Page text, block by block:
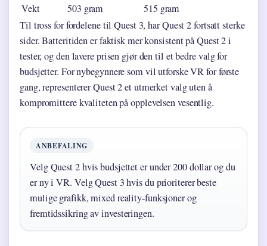
Vekt
503 gram 515 gram
Til tross for fordelene til Quest 3, har Quest 2 fortsatt sterke
sider. Batteritiden er faktisk mer konsistent på Quest 2 i
tester, og den lavere prisen gjør den til et bedre valg for
budsjetter. For nybegynnere som vil utforske VR for første
gang, representerer Quest 2 et utmerket valg uten å
kompromittere kvaliteten på opplevelsen vesentlig.
ANBEFALING
Velg Quest 2 hvis budsjettet er under 200 dollar og du
er ny i VR. Velg Quest 3 hvis du prioriterer beste
mulige grafikk, mixed reality-funksjoner og
fremtidssikring av investeringen.